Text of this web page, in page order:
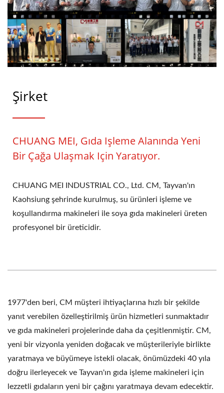
Şirket
CHUANG MEI, Gıda Işleme Alanında Yeni
Bir Çağa Ulaşmak Için Yaratıyor.
CHUANG MEI INDUSTRIAL CO., Ltd. CM, Tayvan'ın
Kaohsiung şehrinde kurulmuş, su ürünleri işleme ve
koşullandırma makineleri ile soya gıda makineleri üreten
profesyonel bir üreticidir.
1977'den beri, CM müşteri ihtiyaçlarına hızlı bir şekilde
yanıt verebilen özelleştirilmiş ürün hizmetleri sunmaktadır
ve gıda makineleri projelerinde daha da çeşitlenmiştir. CM,
yeni bir vizyonla yeniden doğacak ve müşterileriyle birlikte
yaratmaya ve büyümeye istekli olacak, önümüzdeki 40 yıla
doğru ilerleyecek ve Tayvan'ın gıda işleme makineleri için
lezzetli gıdaların yeni bir çağını yaratmaya devam edecektir.